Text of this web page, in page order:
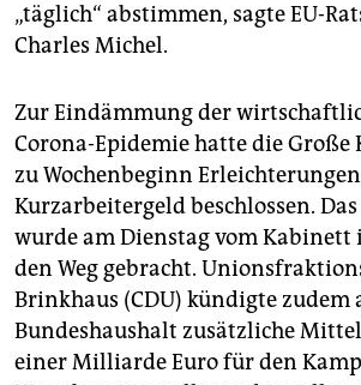
„täglich“ abstimmen, sagte EU-
Charles Michel.
Zur Eindämmung der
Corona-Epidemie hatte die
zu Wochenbeginn
Kurzarbeitergeld beschlossen.
wurde am Dienstag vom
den Weg gebracht.
Brinkhaus (CDU) kündigte zudem
Bundeshaushalt zusätzliche
einer Milliarde Euro für den